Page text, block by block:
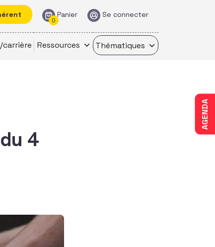
Panier
0
Se connecter
carrière Ressources Thématiques
AGENDA
4